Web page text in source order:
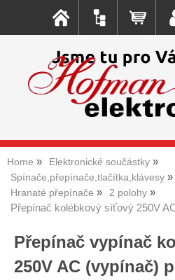
Home
Elektronické součástky
Spínače,přepínače,tlačítka,klávesy
Hranaté přepínače
2 polohy
Přepínač kolébkový síťový 250V
Přepínač vypínač
250V AC (vypínač)